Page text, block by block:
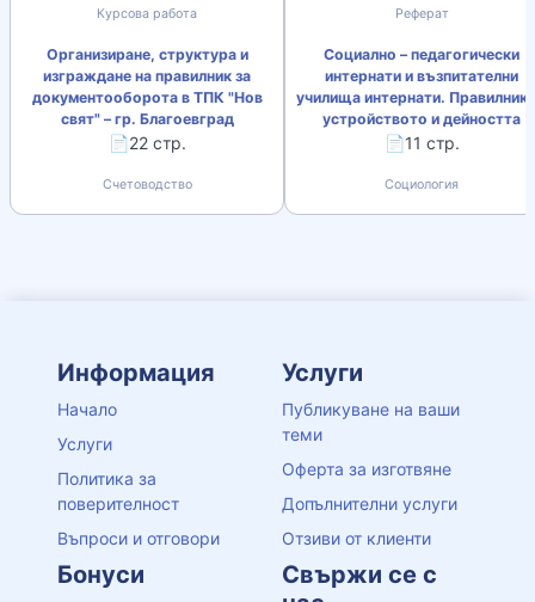
Курсова работа
Организиране, структура и
изграждане на правилник за
документооборота в ТПК "Нов
свят" – гр. Благоевград
📄22 стр.
Счетоводство
Реферат
Социално – педагогически
интернати и възпитателни
училища интернати. Правилник
устройството и дейността
📄11 стр.
Социология
Информация
Начало
Услуги
Политика за
поверителност
Въпроси и отговори
Услуги
Публикуване на ваши
теми
Оферта за изготвяне
Допълнителни услуги
Отзиви от клиенти
Бонуси
Свържи се с